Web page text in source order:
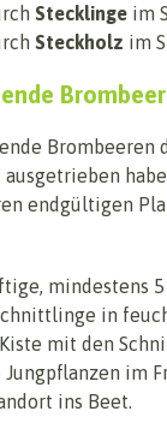
Stecklinge im
Steckholz im
endgültigen
mindestens
in
mit den
Jungpflanzen im
ins Beet.